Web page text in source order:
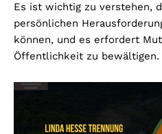
Es ist wichtig zu verstehen,
persönlichen
können, und es erfordert
Öffentlichkeit zu bewältigen.